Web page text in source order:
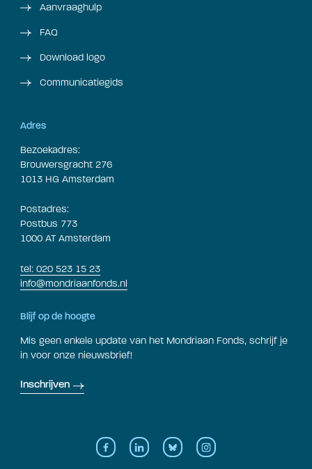
Aanvraaghulp
FAQ
Download logo
Communicatiegids
Adres
Bezoekadres:
Brouwersgracht 276
1013 HG Amsterdam
Postadres:
Postbus 773
1000 AT Amsterdam
tel: 020 523 15 23
info@mondriaanfonds.nl
Blijf op de hoogte
Mis geen enkele update van het Mondriaan Fonds, schrijf je
in voor onze nieuwsbrief!
Inschrijven